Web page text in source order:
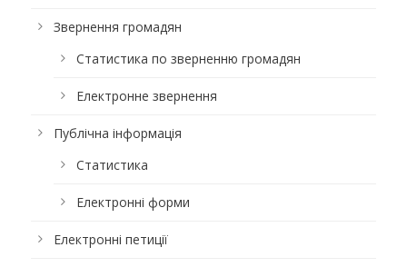
Звернення громадян
Статистика по зверненню громадян
Електронне звернення
Публічна інформація
Статистика
Електронні форми
Електронні петиції